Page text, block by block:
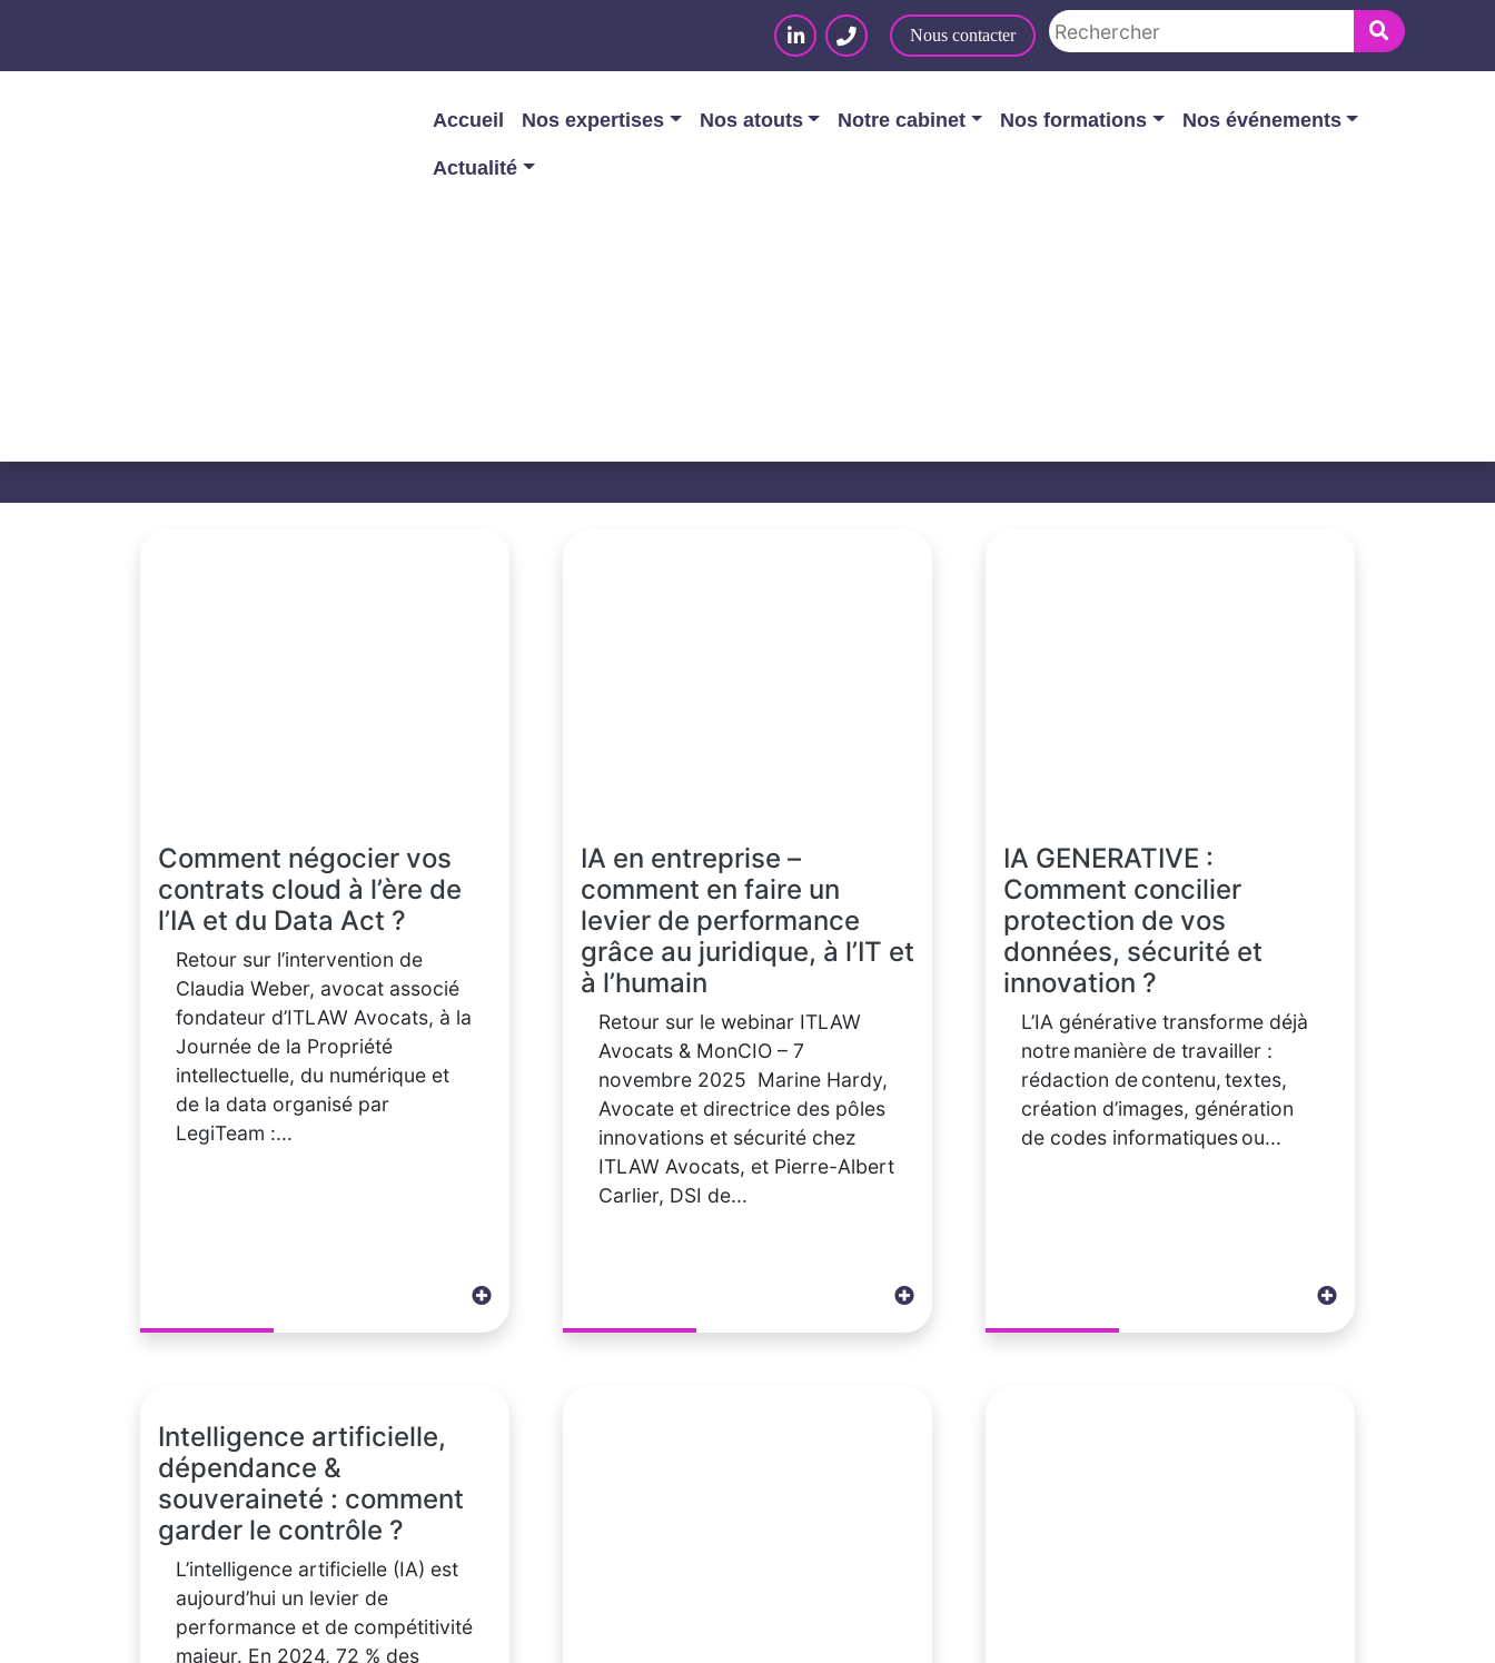
Nous contacter
Accueil Nos expertises Nos atouts Notre cabinet Nos formations Nos événements
Actualité
Comment négocier vos
contrats cloud à l’ère de
l’IA et du Data Act ?
Retour sur l’intervention de
Claudia Weber, avocat associé
fondateur d’ITLAW Avocats, à la
Journée de la Propriété
intellectuelle, du numérique et
de la data organisé par
LegiTeam :...
IA en entreprise –
comment en faire un
levier de performance
grâce au juridique, à l’IT et
à l’humain
Retour sur le webinar ITLAW
Avocats & MonCIO – 7
novembre 2025 Marine Hardy,
Avocate et directrice des pôles
innovations et sécurité chez
ITLAW Avocats, et Pierre-Albert
Carlier, DSI de...
IA GENERATIVE :
Comment concilier
protection de vos
données, sécurité et
innovation ?
L’IA générative transforme déjà
notre manière de travailler :
rédaction de contenu, textes,
création d’images, génération
de codes informatiques ou...
Intelligence artificielle,
dépendance &
souveraineté : comment
garder le contrôle ?
L’intelligence artificielle (IA) est
aujourd’hui un levier de
performance et de compétitivité
majeur. En 2024, 72 % des